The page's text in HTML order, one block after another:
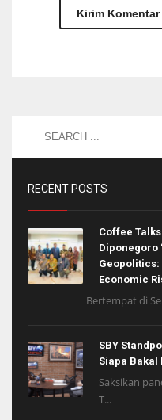
RECENT POSTS
Coffee
Diponegoro
Geopolitics:
Economic
Bertempat di
SBY
Siapa Bakal
Saksikan
T...